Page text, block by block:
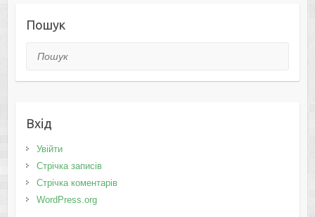
Пошук
Пошук
Вхід
Увійти
Стрічка записів
Стрічка коментарів
WordPress.org